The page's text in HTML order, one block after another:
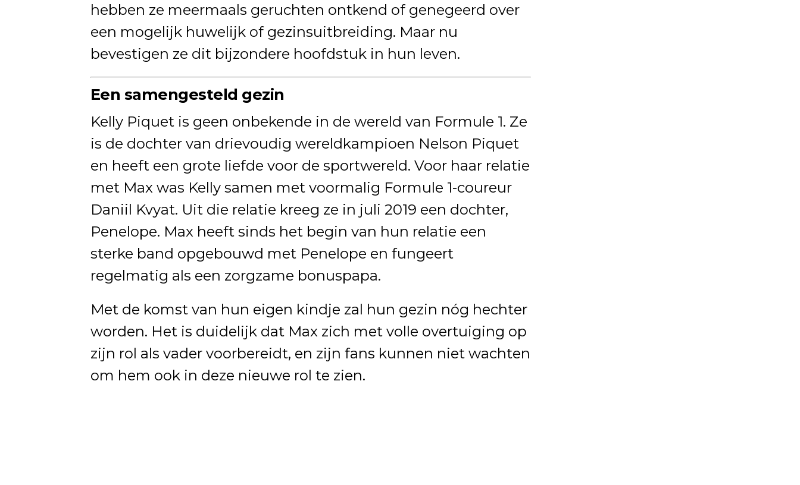
hebben ze meermaals geruchten ontkend of genegeerd over
een mogelijk huwelijk of gezinsuitbreiding. Maar nu
bevestigen ze dit bijzondere hoofdstuk in hun leven.
Een samengesteld gezin
Kelly Piquet is geen onbekende in de wereld van Formule 1. Ze
is de dochter van drievoudig wereldkampioen Nelson Piquet
en heeft een grote liefde voor de sportwereld. Voor haar relatie
met Max was Kelly samen met voormalig Formule 1-coureur
Daniil Kvyat. Uit die relatie kreeg ze in juli 2019 een dochter,
Penelope. Max heeft sinds het begin van hun relatie een
sterke band opgebouwd met Penelope en fungeert
regelmatig als een zorgzame bonuspapa.
Met de komst van hun eigen kindje zal hun gezin nóg hechter
worden. Het is duidelijk dat Max zich met volle overtuiging op
zijn rol als vader voorbereidt, en zijn fans kunnen niet wachten
om hem ook in deze nieuwe rol te zien.